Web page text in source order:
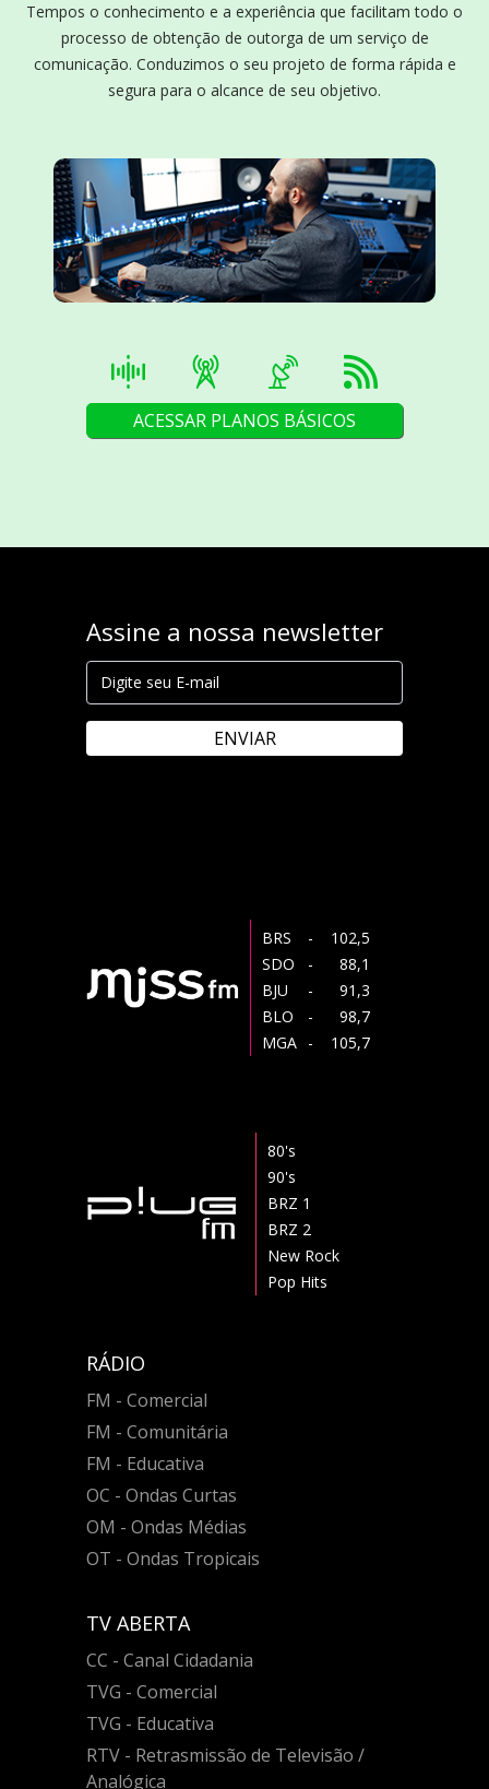
Tempos o conhecimento e a experiência que facilitam todo o
processo de obtenção de outorga de um serviço de
comunicação. Conduzimos o seu projeto de forma rápida e
segura para o alcance de seu objetivo.
ACESSAR PLANOS BÁSICOS
Assine a nossa newsletter
ENVIAR
BRS
- 102,5
SDO
- 88,1
BJU
- 91,3
BLO
- 98,7
MGA - 105,7
80's
90's
BRZ 1
BRZ 2
New Rock
Pop Hits
RÁDIO
FM - Comercial
FM - Comunitária
FM - Educativa
OC - Ondas Curtas
OM - Ondas Médias
OT - Ondas Tropicais
TV ABERTA
CC - Canal Cidadania
TVG - Comercial
TVG - Educativa
RTV - Retrasmissão de Televisão /
Analógica